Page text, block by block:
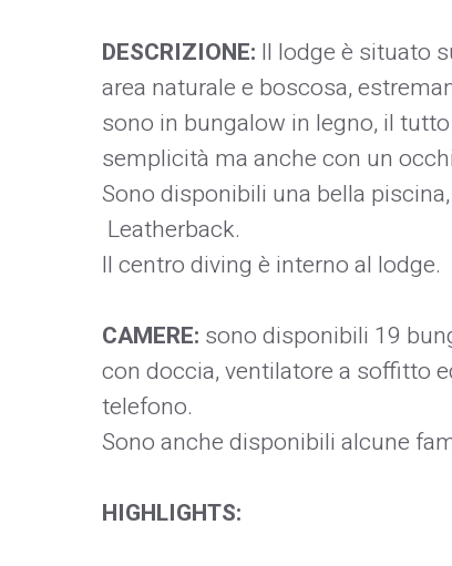
DESCRIZIONE: Il lodge è situato
area naturale e boscosa,
sono in bungalow in legno, il
semplicità ma anche con un
Sono disponibili una bella
Leatherback.
Il centro diving è interno al lodge.
CAMERE: sono disponibili 19
con doccia, ventilatore a soffitto
telefono.
Sono anche disponibili alcune
HIGHLIGHTS: